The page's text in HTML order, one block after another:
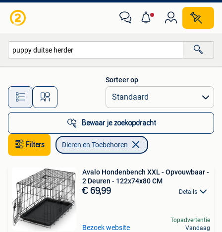
Alle afstanden…
Sorteer op
Bewaar je zoekopdracht
Filters Dieren en Toebehoren
Avalo Hondenbench XXL - Opvouwbaar -
2 Deuren - 122x74x80 CM
€ 69,99 Details
Bezoek website
Topadvertentie
Vandaag